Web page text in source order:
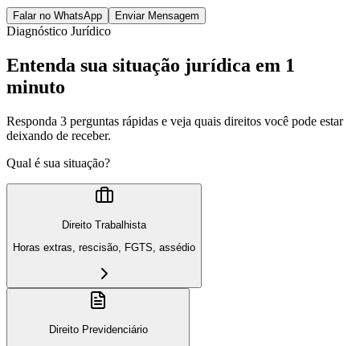
Falar no WhatsApp Enviar Mensagem
Diagnóstico Jurídico
Entenda sua situação jurídica em 1
minuto
Responda 3 perguntas rápidas e veja quais direitos você pode estar
deixando de receber.
Qual é sua situação?
Direito Trabalhista
Horas extras, rescisão, FGTS, assédio
Direito Previdenciário